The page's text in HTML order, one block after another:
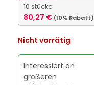
10 stücke
80,27 € (10% Rabatt)
Nicht vorrätig
Interessiert an
größeren